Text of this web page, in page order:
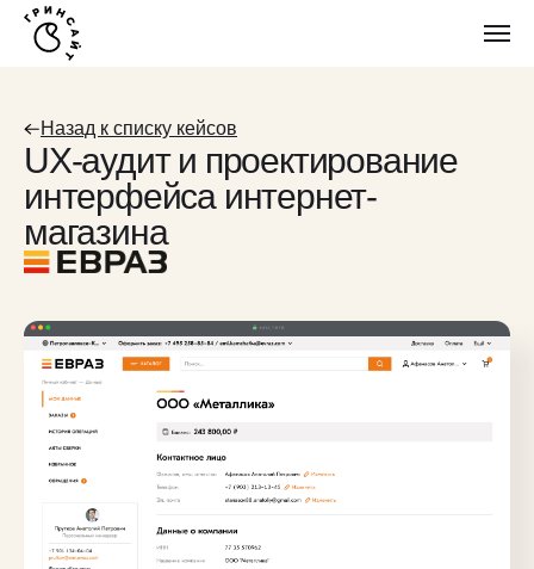
Назад к списку кейсов
UX-аудит и проектирование
интерфейса интернет-
магазина